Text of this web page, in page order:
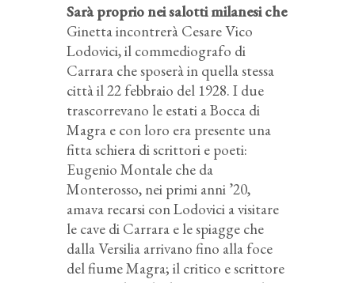
Sarà proprio nei salotti milanesi che
Ginetta incontrerà Cesare Vico
Lodovici, il commediografo di
Carrara che sposerà in quella stessa
città il 22 febbraio del 1928. I due
trascorrevano le estati a Bocca di
Magra e con loro era presente una
fitta schiera di scrittori e poeti:
Eugenio Montale che da
Monterosso, nei primi anni ’20,
amava recarsi con Lodovici a visitare
le cave di Carrara e le spiagge che
dalla Versilia arrivano fino alla foce
del fiume Magra; il critico e scrittore